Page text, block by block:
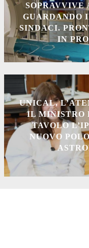
SOPRAVVIVE
GUARDANDO
SINDACI.
IN
UNICAL,
IL MINISTRO
TAVOLO
NUOVO